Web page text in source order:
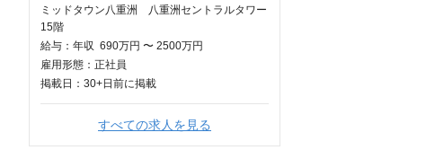
ミッドタウン八重洲 八重洲セントラルタワー
15階
給与： 年収 690万円 〜 2500万円
雇用形態：正社員
掲載日： 30+日 前に掲載
すべての求人を見る